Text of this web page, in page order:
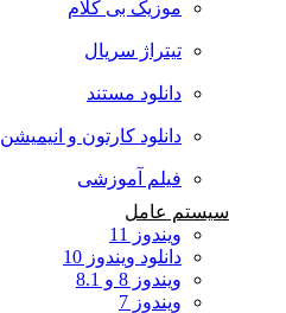
موزیک بی کلام
تیتراژ سریال
دانلود مستند
دانلود کارتون و انیمیشن
فیلم آموزشی
سیستم عامل
ویندوز 11
دانلود ویندوز 10
ویندوز 8 و 8.1
ویندوز 7